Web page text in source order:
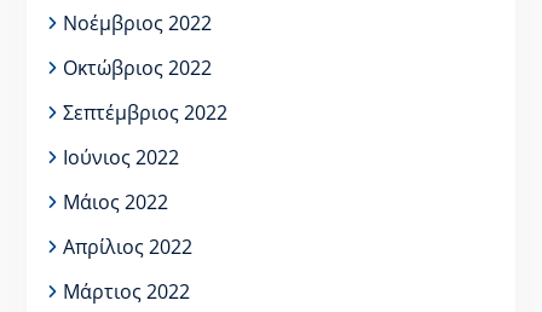
Νοέμβριος 2022
Οκτώβριος 2022
Σεπτέμβριος 2022
Ιούνιος 2022
Μάιος 2022
Απρίλιος 2022
Μάρτιος 2022